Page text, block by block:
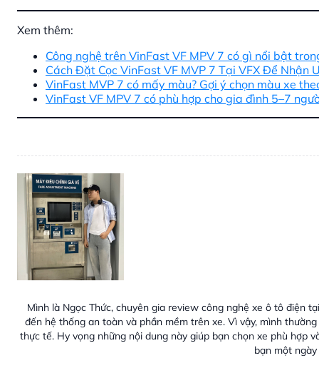
Xem thêm:
Công nghệ trên VinFast VF MPV 7 có gì nổi bật
Cách Đặt Cọc VinFast VF MVP 7 Tại VFX Để Nhận
VinFast MVP 7 có mấy màu? Gợi ý chọn màu xe
VinFast VF MPV 7 có phù hợp cho gia đình 5–7
Mình là Ngọc Thức, chuyên gia review công nghệ xe ô tô điện
đến hệ thống an toàn và phần mềm trên xe. Vì vậy, mình
thực tế. Hy vọng những nội dung này giúp bạn chọn xe phù hợp
bạn một